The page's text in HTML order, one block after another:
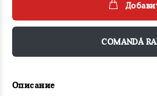
COMANDĂ
Описание